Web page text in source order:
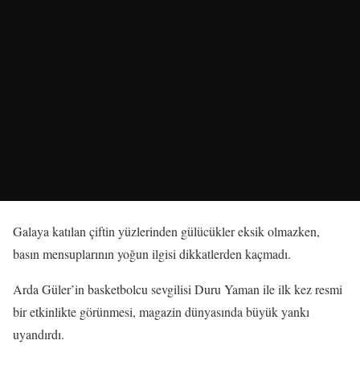
Galaya katılan çiftin yüzlerinden gülücükler eksik olmazken,
basın mensuplarının yoğun ilgisi dikkatlerden kaçmadı.
Arda Güler’in basketbolcu sevgilisi Duru Yaman ile ilk kez resmi
bir etkinlikte görünmesi, magazin dünyasında büyük yankı
uyandırdı.